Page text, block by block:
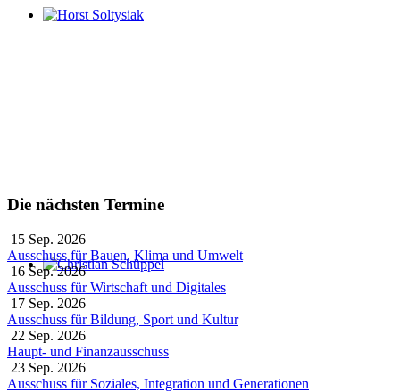
Christian Schüppel
Die nächsten Termine
15 Sep. 2026
Ausschuss für Bauen, Klima und Umwelt
16 Sep. 2026
Ausschuss für Wirtschaft und Digitales
17 Sep. 2026
Ausschuss für Bildung, Sport und Kultur
22 Sep. 2026
Haupt- und Finanzausschuss
23 Sep. 2026
Ausschuss für Soziales, Integration und Generationen